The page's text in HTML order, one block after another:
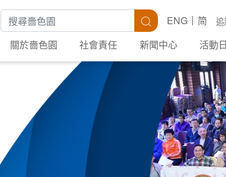
搜尋關鍵字 搜尋ENG
简
關於嗇色園
社會責任 新聞中心 活動